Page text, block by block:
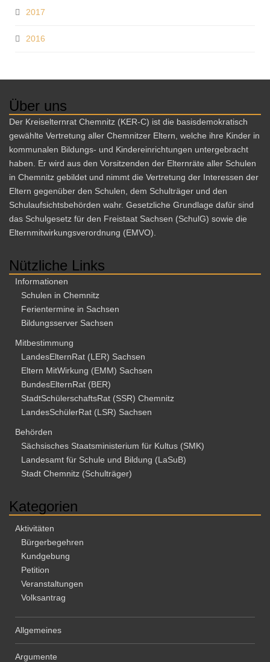
2017
2016
Über uns
Der Kreiselternrat Chemnitz (KER-C) ist die basisdemokratisch
gewählte Vertretung aller Chemnitzer Eltern, welche ihre Kinder in
kommunalen Bildungs- und Kindereinrichtungen untergebracht
haben. Er wird aus den Vorsitzenden der Elternräte aller Schulen
in Chemnitz gebildet und nimmt die Vertretung der Interessen der
Eltern gegenüber den Schulen, dem Schulträger und den
Schulaufsichtsbehörden wahr. Gesetzliche Grundlage dafür sind
das Schulgesetz für den Freistaat Sachsen (SchulG) sowie die
Elternmitwirkungsverordnung (EMVO).
Nützliche Links
Informationen
Schulen in Chemnitz
Ferientermine in Sachsen
Bildungsserver Sachsen
Mitbestimmung
LandesElternRat (LER) Sachsen
Eltern MitWirkung (EMM) Sachsen
BundesElternRat (BER)
StadtSchülerschaftsRat (SSR) Chemnitz
LandesSchülerRat (LSR) Sachsen
Behörden
Sächsisches Staatsministerium für Kultus (SMK)
Landesamt für Schule und Bildung (LaSuB)
Stadt Chemnitz (Schulträger)
Kategorien
Aktivitäten
Bürgerbegehren
Kundgebung
Petition
Veranstaltungen
Volksantrag
Allgemeines
Argumente